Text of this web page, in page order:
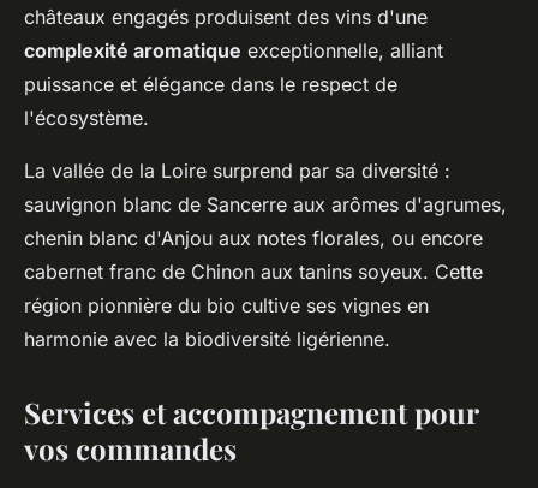
châteaux engagés produisent des vins d'une
complexité aromatique exceptionnelle, alliant
puissance et élégance dans le respect de
l'écosystème.
La vallée de la Loire surprend par sa diversité :
sauvignon blanc de Sancerre aux arômes d'agrumes,
chenin blanc d'Anjou aux notes florales, ou encore
cabernet franc de Chinon aux tanins soyeux. Cette
région pionnière du bio cultive ses vignes en
harmonie avec la biodiversité ligérienne.
Services et accompagnement pour
vos commandes